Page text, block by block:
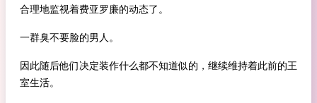
合理地监视着费亚罗廉的动态了。
一群臭不要脸的男人。
因此随后他们决定装作什么都不知道似的，继续维持着此前的王
室生活。